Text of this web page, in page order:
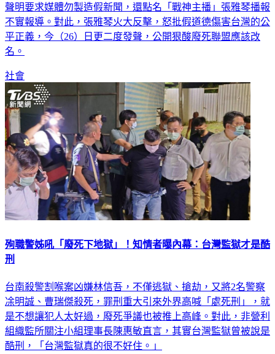
聲明要求媒體勿製造假新聞，還點名「戰神主播」張雅琴播報
不實報導。對此，張雅琴火大反擊，怒批假道德傷害台灣的公
平正義，今（26）日更二度發聲，公開狠酸廢死聯盟應該改
名。
社會
殉職警姊吼「廢死下地獄」！知情者曝內幕：台灣監獄才是酷
刑
台南殺警割喉案凶嫌林信吾，不僅逃獄、搶劫，又將2名警察
凃明誠、曹瑞傑殺死，罪刑重大引來外界高喊「處死刑」，就
是不想讓犯人太好過，廢死爭議也被推上高峰。對此，非營利
組織監所關注小組理事長陳惠敏直言，其實台灣監獄曾被說是
酷刑，「台灣監獄真的很不好住。」